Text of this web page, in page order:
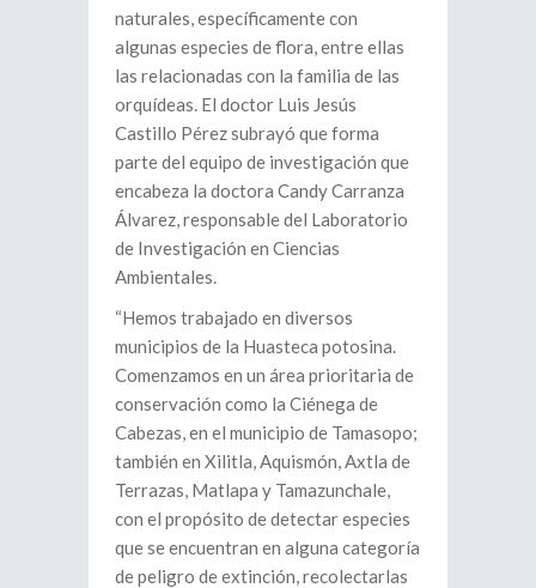
naturales, específicamente con
algunas especies de flora, entre ellas
las relacionadas con la familia de las
orquídeas. El doctor Luis Jesús
Castillo Pérez subrayó que forma
parte del equipo de investigación que
encabeza la doctora Candy Carranza
Álvarez, responsable del Laboratorio
de Investigación en Ciencias
Ambientales.
“Hemos trabajado en diversos
municipios de la Huasteca potosina.
Comenzamos en un área prioritaria de
conservación como la Ciénega de
Cabezas, en el municipio de Tamasopo;
también en Xilitla, Aquismón, Axtla de
Terrazas, Matlapa y Tamazunchale,
con el propósito de detectar especies
que se encuentran en alguna categoría
de peligro de extinción, recolectarlas